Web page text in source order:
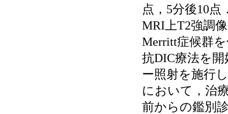
点，5分後10
MRI上T2強調
Merritt症候群
抗DIC療法を
ー照射を施行
において，治
前からの鑑別